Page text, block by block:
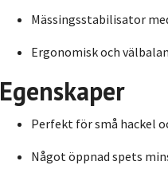
Mässingsstabilisator
Ergonomisk och
Egenskaper
Perfekt för små hackel
Något öppnad spets